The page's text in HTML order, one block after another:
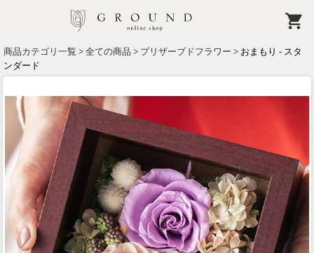
商品カテゴリ一覧 > 全ての商品 > プリザーブドフラワー > おまもり - スタ
ンダード